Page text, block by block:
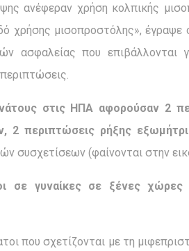
ανέφεραν χρήση κολπικής
χρήσης μισοπροστόλης»,
ασφαλείας που
στις ΗΠΑ αφορούσαν 2
2 περιπτώσεις ρήξης
συσχετίσεων (φαίνονται στην
σε γυναίκες σε ξένες χώρες
που σχετίζονται με τη